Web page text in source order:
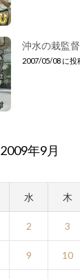
沖水の栽監
2007/05/08 に投
2009年9月
水 木
2 3
9 10